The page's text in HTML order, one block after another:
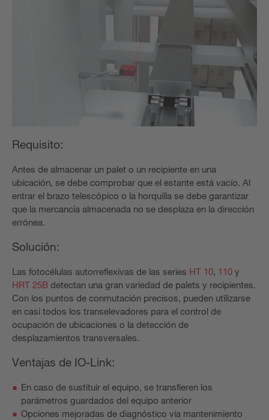
Requisito:
Antes de almacenar un palet o un recipiente en una
ubicación, se debe comprobar que el estante está vacío. Al
entrar el brazo telescópico o la horquilla se debe garantizar
que la mercancía almacenada no se desplaza en la dirección
errónea.
Solución:
Las fotocélulas autorreflexivas de las series HT 10, 110 y
HRT 25B detectan una gran variedad de palets y recipientes.
Con los puntos de conmutación precisos, pueden utilizarse
en casi todos los transelevadores para el control de
ocupación de ubicaciones o la detección de
desplazamientos transversales.
Ventajas de IO-Link:
En caso de sustituir el equipo, se transfieren los
parámetros guardados del equipo anterior
Opciones mejoradas de diagnóstico vía mantenimiento